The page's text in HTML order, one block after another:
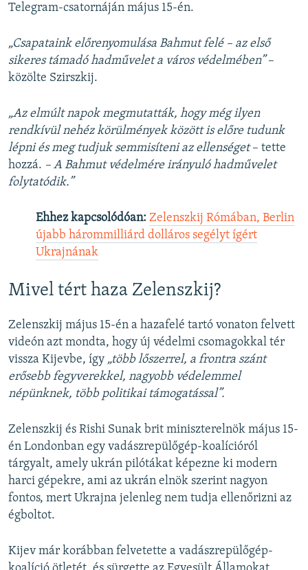
Telegram-csatornáján május 15-én.
„Csapataink előrenyomulása Bahmut felé – az első
sikeres támadó hadművelet a város védelmében”–
közölte Szirszkij.
„Az elmúlt napok megmutatták, hogy még ilyen
rendkívül nehéz körülmények között is előre tudunk
lépni és meg tudjuk semmisíteni az ellenséget– tette
hozzá. – A Bahmut védelmére irányuló hadművelet
folytatódik.”
Ehhez kapcsolódóan: Zelenszkij Rómában, Berlin
újabb hárommilliárd dolláros segélyt ígért
Ukrajnának
Mivel tért haza Zelenszkij?
Zelenszkij május 15-én a hazafelé tartó vonaton felvett
videón azt mondta, hogy új védelmi csomagokkal tér
vissza Kijevbe, így „több lőszerrel, a frontra szánt
erősebb fegyverekkel, nagyobb védelemmel
népünknek, több politikai támogatással”.
Zelenszkij és Rishi Sunak brit miniszterelnök május 15-
én Londonban egy vadászrepülőgép-koalícióról
tárgyalt, amely ukrán pilótákat képezne ki modern
harci gépekre, ami az ukrán elnök szerint nagyon
fontos, mert Ukrajna jelenleg nem tudja ellenőrizni az
égboltot.
Kijev már korábban felvetette a vadászrepülőgép-